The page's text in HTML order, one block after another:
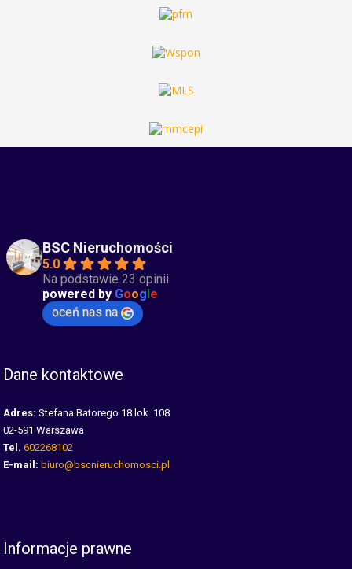
BSC Nieruchomości
5.0
Na podstawie 23 opinii
powered by Google
oceń nas na
Dane kontaktowe
Adres: Stefana Batorego 18 lok. 108
02-591 Warszawa
Tel. 602268102
E-mail: biuro@bscnieruchomosci.pl
Informacje prawne